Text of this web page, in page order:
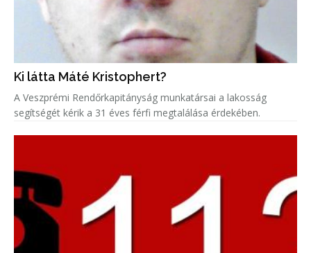
Ki látta Máté Kristophert?
A Veszprémi Rendőrkapitányság munkatársai a lakosság
segítségét kérik a 31 éves férfi megtalálása érdekében.